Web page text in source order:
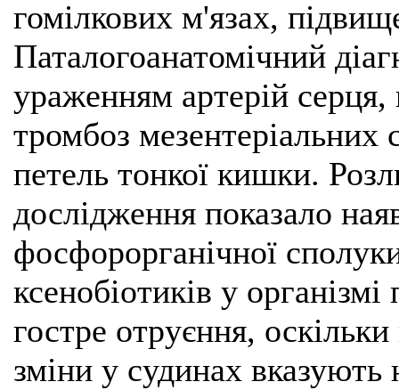
гомілкових м'язах,
Паталогоанатомічний
ураженням артерій
тромбоз мезентеріальних
петель тонкої кишки.
дослідження показало
фосфорорганічної
ксенобіотиків у
гостре отруєння,
зміни у судинах вказують